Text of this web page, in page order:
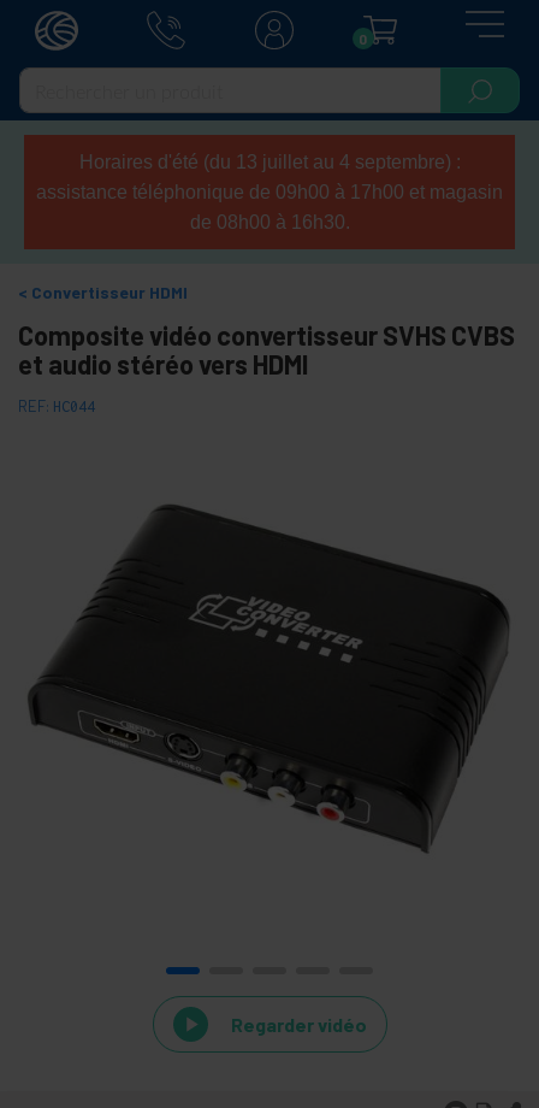
0
Horaires d'été (du 13 juillet au 4 septembre) :
assistance téléphonique de 09h00 à 17h00 et magasin
de 08h00 à 16h30.
Convertisseur HDMI
Composite vidéo convertisseur SVHS CVBS
et audio stéréo vers HDMI
REF: HC044
Regarder vidéo